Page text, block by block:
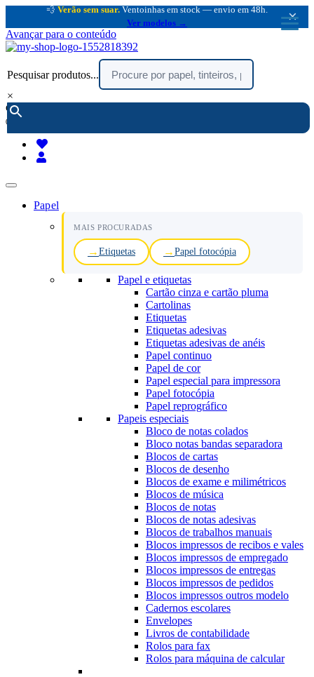
💨 Verão sem suar. Ventoinhas em stock — envio em 48h.
Ver modelos →
×
Avançar para o conteúdo
Pesquisar produtos...
×
encomendar por telefone :
(chamada rede fixa nacional)
Papel
MAIS PROCURADAS
Etiquetas Papel fotocópia
Papel e etiquetas
Cartão cinza e cartão pluma
Cartolinas
Etiquetas
Etiquetas adesivas
Etiquetas adesivas de anéis
Papel continuo
Papel de cor
Papel especial para impressora
Papel fotocópia
Papel reprográfico
Papeis especiais
Bloco de notas colados
Bloco notas bandas separadora
Blocos de cartas
Blocos de desenho
Blocos de exame e milimétricos
Blocos de música
Blocos de notas
Blocos de notas adesivas
Blocos de trabalhos manuais
Blocos impressos de recibos e vales
Blocos impressos de empregado
Blocos impressos de entregas
Blocos impressos de pedidos
Blocos impressos outros modelo
Cadernos escolares
Envelopes
Livros de contabilidade
Rolos para fax
Rolos para máquina de calcular